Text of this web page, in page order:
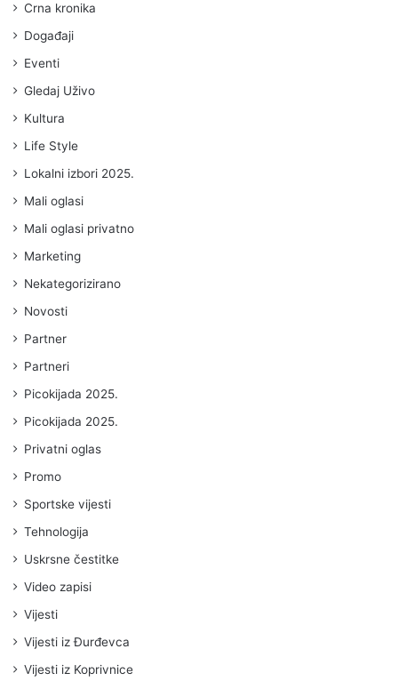
Crna kronika
Događaji
Eventi
Gledaj Uživo
Kultura
Life Style
Lokalni izbori 2025.
Mali oglasi
Mali oglasi privatno
Marketing
Nekategorizirano
Novosti
Partner
Partneri
Picokijada 2025.
Picokijada 2025.
Privatni oglas
Promo
Sportske vijesti
Tehnologija
Uskrsne čestitke
Video zapisi
Vijesti
Vijesti iz Đurđevca
Vijesti iz Koprivnice